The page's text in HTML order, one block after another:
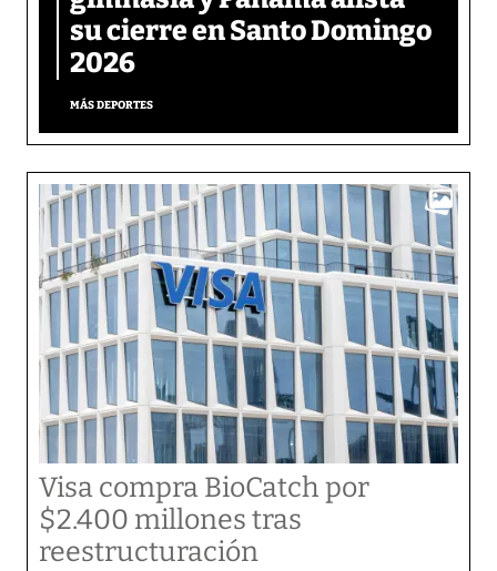
su cierre en Santo Domingo
2026
MÁS DEPORTES
Visa compra BioCatch por
$2.400 millones tras
reestructuración